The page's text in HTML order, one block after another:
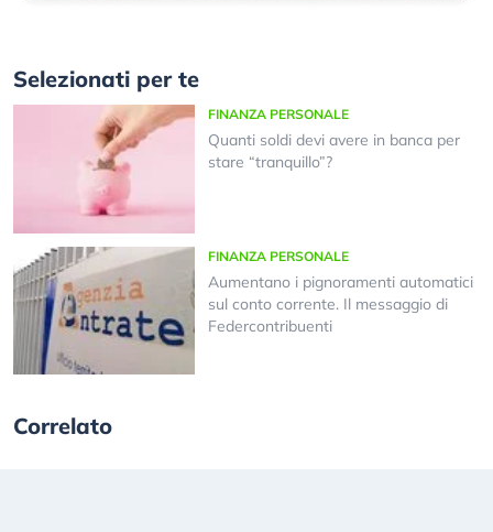
Selezionati per te
FINANZA PERSONALE
Quanti soldi devi avere in banca per
stare “tranquillo”?
FINANZA PERSONALE
Aumentano i pignoramenti automatici
sul conto corrente. Il messaggio di
Federcontribuenti
Correlato